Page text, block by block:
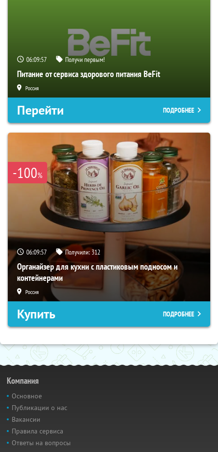
06:09:56 Получи первым!
Питание от сервиса здорового питания BeFit
Россия
Перейти ПОДРОБНЕЕ
-100%
06:09:56 Получили: 312
Органайзер для кухни с пластиковым подносом и
контейнерами
Россия
Купить ПОДРОБНЕЕ
Компания
Основное
Публикации о нас
Вакансии
Правила сервиса
Ответы на вопросы